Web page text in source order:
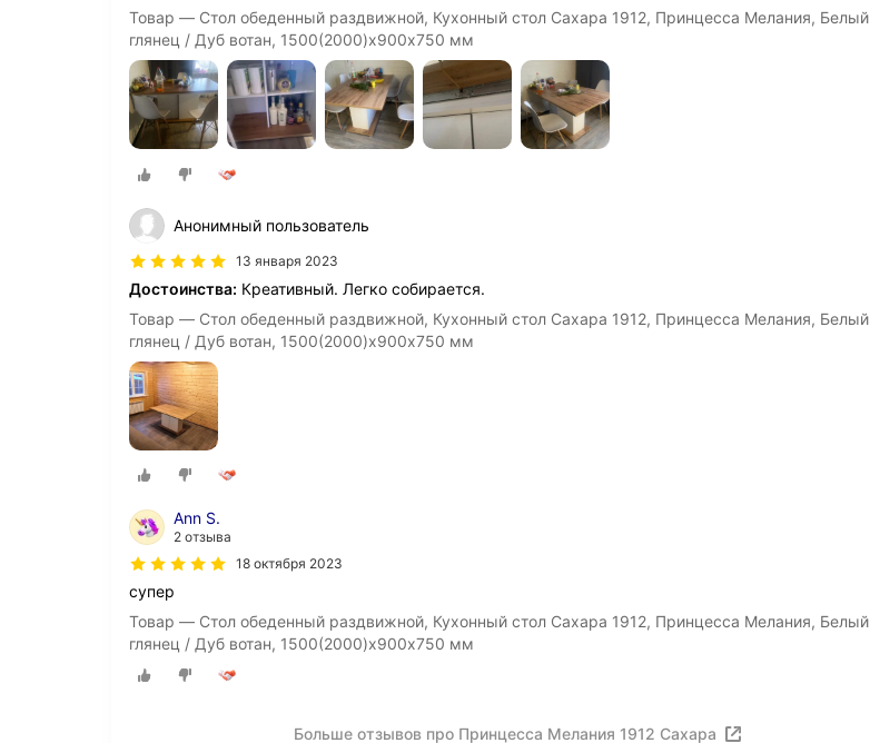
Товар — Стол обеденный раздвижной, Кухонный стол Сахара 1912, Принцесса Мелания, Белый
глянец / Дуб вотан, 1500(2000)х900х750 мм
Анонимный пользователь
13 января 2023
Достоинства: Креативный. Легко собирается.
Товар — Стол обеденный раздвижной, Кухонный стол Сахара 1912, Принцесса Мелания, Белый
глянец / Дуб вотан, 1500(2000)х900х750 мм
Ann S.
2 отзыва
18 октября 2023
супер
Товар — Стол обеденный раздвижной, Кухонный стол Сахара 1912, Принцесса Мелания, Белый
глянец / Дуб вотан, 1500(2000)х900х750 мм
Больше отзывов про Принцесса Мелания 1912 Сахара